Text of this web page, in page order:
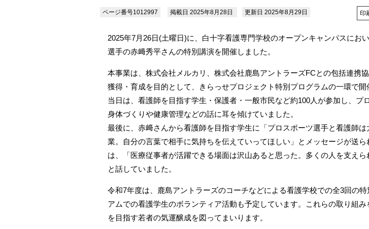
ページ番号1012997 掲載日 2025年8月28日 更新日 2025年8月29日 印
2025年7月26日(土曜日)に、白十字看護専門学校のオープンキャンパスにお
選手の赤﨑秀平さんの特別講演を開催しました。
本事業は、株式会社メルカリ、株式会社鹿島アントラーズFCとの包括連携
獲得・育成を目的として、きらっせプロジェクト特別プログラムの一環で開
当日は、看護師を目指す学生・保護者・一般市民など約100人が参加し、プ
身体づくりや健康管理などの話に耳を傾けていました。
最後に、赤﨑さんから看護師を目指す学生に「プロスポーツ選手と看護師
業。自分の言葉で相手に気持ちを伝えていってほしい」とメッセージが送
は、「医療従事者が活躍できる場面は沢山あると思った。多くの人を支えら
と話していました。
令和7年度は、鹿島アントラーズのコーチなどによる看護学校での全3回の
アムでの看護学生のボランティア活動も予定しています。これらの取り組
を目指す若者の気運醸成を図ってまいります。